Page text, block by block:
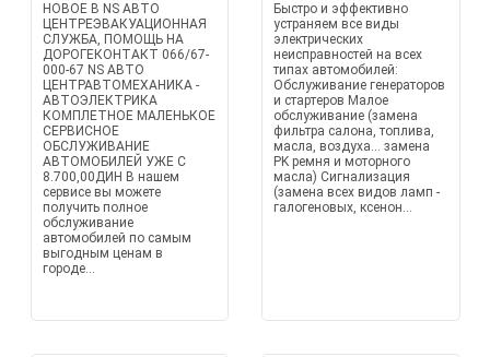
НОВОЕ В NS АВТО
ЦЕНТРЕЭВАКУАЦИОННАЯ
СЛУЖБА, ПОМОЩЬ НА
ДОРОГЕКОНТАКТ 066/67-
000-67 NS АВТО
ЦЕНТРАВТОМЕХАНИКА -
АВТОЭЛЕКТРИКА
КОМПЛЕТНОЕ МАЛЕНЬКОЕ
СЕРВИСНОЕ
ОБСЛУЖИВАНИЕ
АВТОМОБИЛЕЙ УЖЕ С
8.700,00ДИН В нашем
сервисе вы можете
получить полное
обслуживание
автомобилей по самым
выгодным ценам в
городе...
Быстро и эффективно
устраняем все виды
электрических
неисправностей на всех
типах автомобилей:
Обслуживание генераторов
и стартеров Малое
обслуживание (замена
фильтра салона, топлива,
масла, воздуха... замена
PK ремня и моторного
масла) Сигнализация
(замена всех видов ламп -
галогеновых, ксенон...